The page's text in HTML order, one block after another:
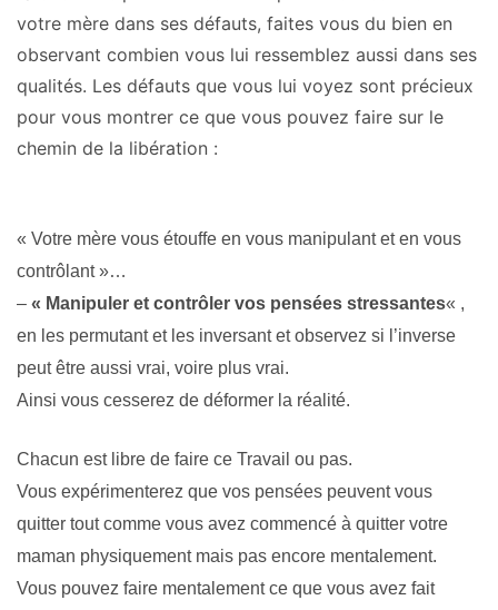
votre mère dans ses défauts, faites vous du bien en
observant combien vous lui ressemblez aussi dans ses
qualités. Les défauts que vous lui voyez sont précieux
pour vous montrer ce que vous pouvez faire sur le
chemin de la libération :
« Votre mère vous étouffe en vous manipulant et en vous
contrôlant »…
– « Manipuler et contrôler vos pensées stressantes« ,
en les permutant et les inversant et observez si l’inverse
peut être aussi vrai, voire plus vrai.
Ainsi vous cesserez de déformer la réalité.
Chacun est libre de faire ce Travail ou pas.
Vous expérimenterez que vos pensées peuvent vous
quitter tout comme vous avez commencé à quitter votre
maman physiquement mais pas encore mentalement.
Vous pouvez faire mentalement ce que vous avez fait